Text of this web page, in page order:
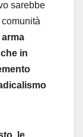
sarebbe
in